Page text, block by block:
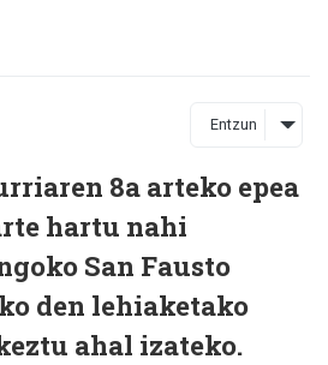
Entzun
8a arteko epea
hartu nahi
San Fausto
den lehiaketako
ahal izateko.